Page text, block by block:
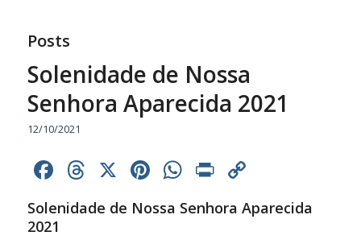
Posts
Solenidade de Nossa
Senhora Aparecida 2021
12/10/2021
Facebook
Threads
X Pinterest
WhatsApp
Print
Link
Solenidade de Nossa Senhora Aparecida
2021